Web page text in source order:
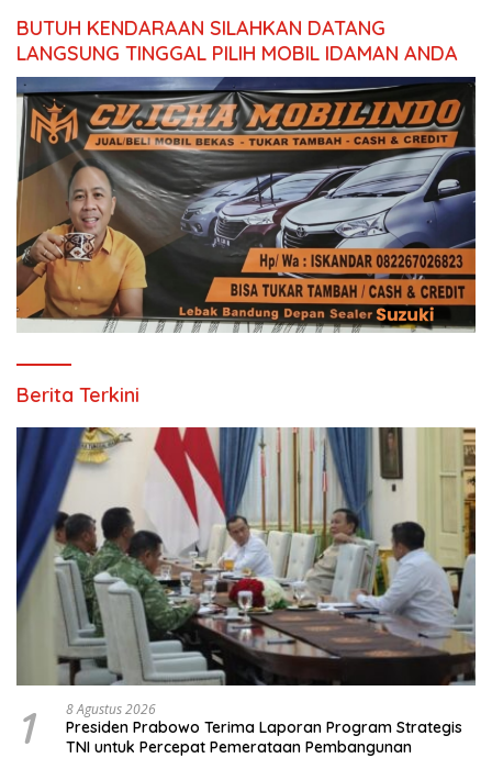
BUTUH KENDARAAN SILAHKAN DATANG
LANGSUNG TINGGAL PILIH MOBIL IDAMAN ANDA
Berita Terkini
1 8 Agustus 2026
Presiden Prabowo Terima Laporan Program Strategis
TNI untuk Percepat Pemerataan Pembangunan